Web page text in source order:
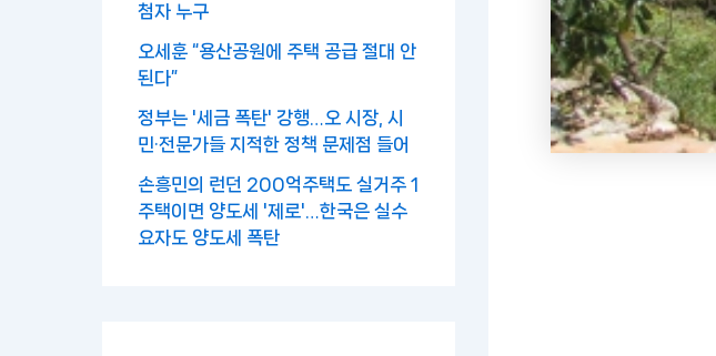
첨자 누구
오세훈 “용산공원에 주택 공급 절대 안
된다”
정부는 '세금 폭탄' 강행…오 시장, 시
민·전문가들 지적한 정책 문제점 들어
손흥민의 런던 200억주택도 실거주 1
주택이면 양도세 '제로'…한국은 실수
요자도 양도세 폭탄